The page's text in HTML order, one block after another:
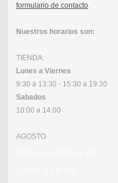
formulario de contacto.
Nuestros horarios son:
TIENDA:
Lunes a Viernes
9:30 a 13:30 - 15:30 a 19:30
Sabados
10:00 a 14:00
AGOSTO